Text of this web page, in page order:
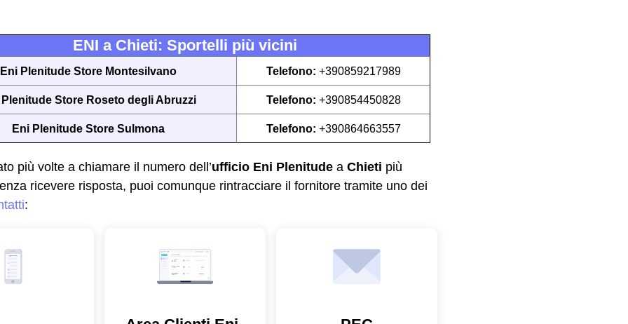
ENI a Chieti: Sportelli più vicini
Eni Plenitude Store Montesilvano Telefono: +390859217989
Store Roseto degli Abruzzi Telefono: +390854450828
Eni Plenitude Store Sulmona Telefono: +390864663557
più volte a chiamare il numero dell’ufficio Eni Plenitude a Chieti più
ricevere risposta, puoi comunque rintracciare il fornitore tramite uno dei
: